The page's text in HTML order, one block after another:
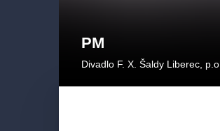
PM
Divadlo F. X. Šaldy Liberec, p.o.